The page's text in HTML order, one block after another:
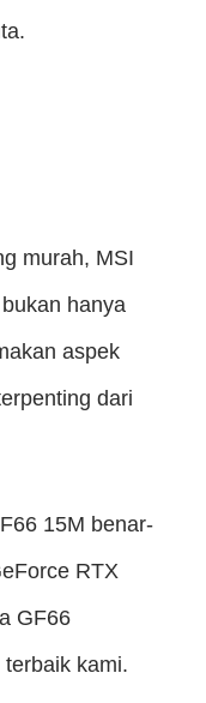
murah, MSI
hanya
aspek
dari
15M benar-
RTX
GF66
kami.